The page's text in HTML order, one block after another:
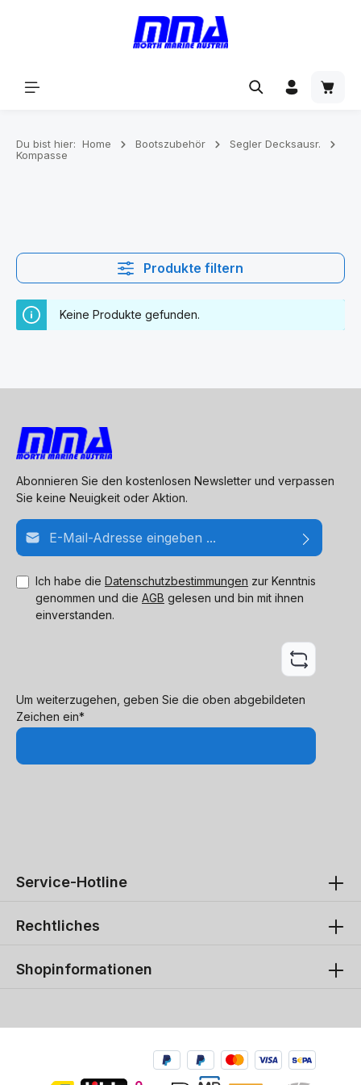
Du bist hier: Home Bootszubehör
Segler Decksausr.
Kompasse
Produkte filtern
Keine Produkte gefunden.
Abonnieren Sie den kostenlosen Newsletter und verpassen
Sie keine Neuigkeit oder Aktion.
E-Mail-Adresse*
Ich habe die Datenschutzbestimmungen zur Kenntnis
genommen und die AGB gelesen und bin mit ihnen
einverstanden.
Um weiterzugehen, geben Sie die oben abgebildeten
Zeichen ein*
Service-Hotline
Rechtliches
Shopinformationen